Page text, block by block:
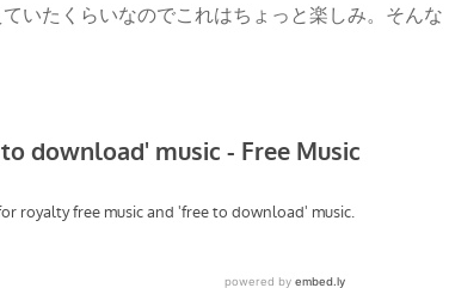
いたくらいなのでこれはちょっと楽しみ。そんな